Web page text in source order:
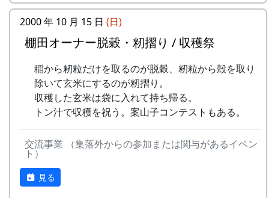
岩座神棚田オーナーの義務
米づくりが始まる4月末までに会費を支払っ
ていただきます。
みずから田んぼに入って米をつくること。
自然とまじめにつきあうこと(天災などで不
岩座神の住人や他のオーナーと積極的にコミ
ュニケーションを取ること。
多可町の特産品がもらえます(1万円相当)。
地元の新鮮な野菜を購入できます。
田植え、稲刈り時のイベントに参加できま
す。
村の秋祭りに参加して、御神酒を飲み、「ひ
きやま」を引くことができます。
岩座神産の蕎麦粉を使って蕎麦打ち体験をす
ることができます。
2000 年 10 月 15 日 (日)
棚田オーナー脱穀・籾摺り / 収穫祭
稲から籾粒だけを取るのが脱穀、籾粒から殻を取り
除いて玄米にするのが籾摺り。
収穫した玄米は袋に入れて持ち帰る。
トン汁で収穫を祝う。案山子コンテストもある。
交流事業 （集落外からの参加または関与があるイベン
ト）
見る